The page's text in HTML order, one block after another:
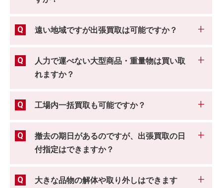
遠い地域ですが出張買取は可能ですか？
人力で運べない大型商品・重量物は買い取
れますか？
工場内一括買取も可能ですか？
撤去の期日があるのですが、出張買取の日
付指定はできますか？
大きな品物の解体や取り外しはできます